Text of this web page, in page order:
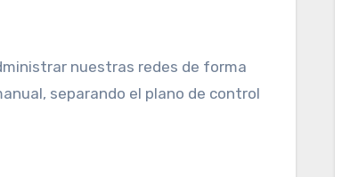
nuestras redes de forma
separando el plano de control